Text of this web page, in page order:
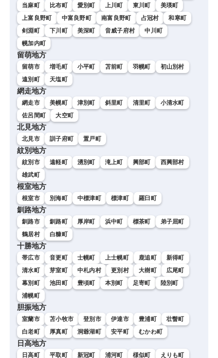
当麻町
比布町 愛別町 上川町 東川町
美瑛町
上富良野町
中富良野町 南富良野町 占冠村
和寒町
剣淵町
下川町 美深町 音威子府村
中川町
幌加内町
留萌地方
留萌市 増毛町 小平町 苫前町 羽幌町
初山別村
遠別町
天塩町
網走地方
網走市 美幌町 津別町 斜里町 清里町
小清水町
佐呂間町
大空町
北見地方
北見市 訓子府町 置戸町
紋別地方
紋別市 遠軽町 湧別町 滝上町 興部町
西興部村
雄武町
根室地方
根室市 別海町 中標津町 標津町 羅臼町
釧路地方
釧路市 釧路町 厚岸町 浜中町 標茶町
弟子屈町
鶴居村
白糠町
十勝地方
帯広市 音更町 士幌町 上士幌町 鹿追町
新得町
清水町
芽室町 中札内村 更別村 大樹町
広尾町
幕別町
池田町 豊頃町 本別町 足寄町
陸別町
浦幌町
胆振地方
室蘭市 苫小牧市 登別市 伊達市 豊浦町
壮瞥町
白老町
厚真町 洞爺湖町 安平町 むかわ町
日高地方
日高町 平取町 新冠町 浦河町 様似町 えりも町